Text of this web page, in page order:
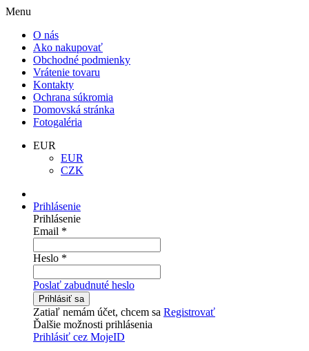
Menu
O nás
Ako nakupovať
Obchodné podmienky
Vrátenie tovaru
Kontakty
Ochrana súkromia
Domovská stránka
Fotogaléria
EUR
EUR
CZK
Prihlásenie
Prihlásenie
Email *
Heslo *
Poslať zabudnuté heslo
Prihlásiť sa
Zatiaľ nemám účet, chcem sa Registrovať
Ďalšie možnosti prihlásenia
Prihlásiť cez MojeID